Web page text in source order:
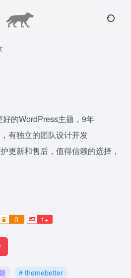
的WordPress主题，9年
有独立的团队设计开发
更新和售后，值得信赖的选择，
0 1+
# themebetter